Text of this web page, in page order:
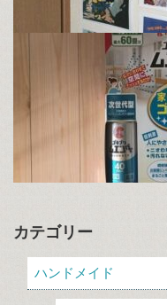
カテゴリー
ハンドメイド